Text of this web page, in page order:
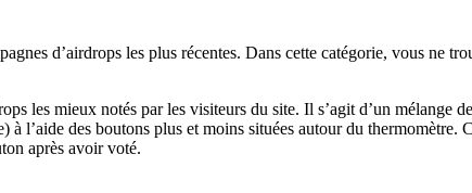
d’airdrops les plus récentes. Dans cette catégorie, vous ne
les mieux notés par les visiteurs du site. Il s’agit d’un mélange
à l’aide des boutons plus et moins situées autour du
après avoir voté.